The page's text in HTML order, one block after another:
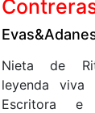
Nieta de
leyenda viva
Escritora e